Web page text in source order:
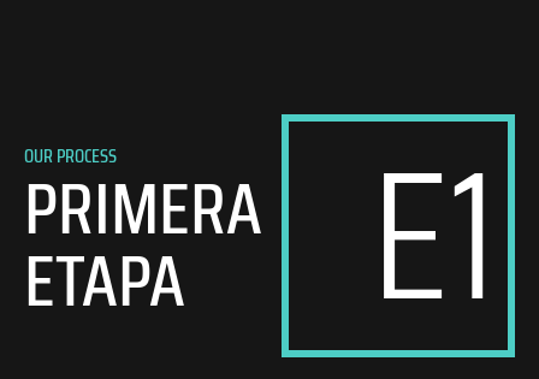
OUR PROCESS
PRIMERA
ETAPA E1